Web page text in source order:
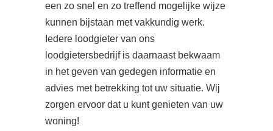
een zo snel en zo treffend mogelijke wijze
kunnen bijstaan met vakkundig werk.
Iedere loodgieter van ons
loodgietersbedrijf is daarnaast bekwaam
in het geven van gedegen informatie en
advies met betrekking tot uw situatie. Wij
zorgen ervoor dat u kunt genieten van uw
woning!